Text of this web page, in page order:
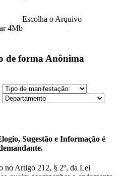
Escolha o Arquivo
4Mb
de forma Anônima
Sugestão e Informação é
no Artigo 212, § 2º, da Lei